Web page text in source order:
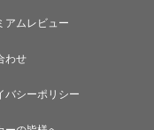
アムレビュー
わせ
バシーポリシー